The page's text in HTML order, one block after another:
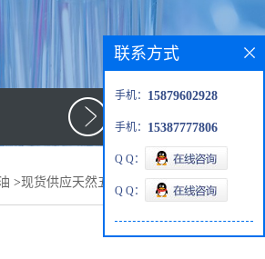
>现货供应天然五味子油价格优惠
联系方式
手机： 15879602928
手机： 15387777806
Q Q：
Q Q：